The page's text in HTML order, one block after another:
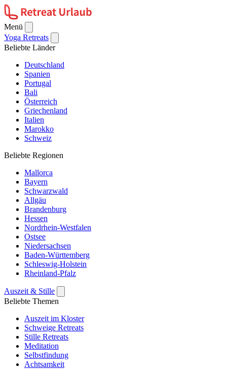
Menü
Yoga Retreats
Beliebte Länder
Deutschland
Spanien
Portugal
Bali
Österreich
Griechenland
Italien
Marokko
Schweiz
Beliebte Regionen
Mallorca
Bayern
Schwarzwald
Allgäu
Brandenburg
Hessen
Nordrhein-Westfalen
Ostsee
Niedersachsen
Baden-Württemberg
Schleswig-Holstein
Rheinland-Pfalz
Auszeit & Stille
Beliebte Themen
Auszeit im Kloster
Schweige Retreats
Stille Retreats
Meditation
Selbstfindung
Achtsamkeit